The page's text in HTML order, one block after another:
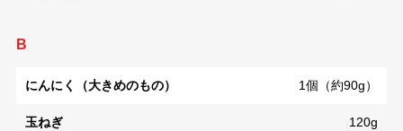
B
にんにく（大きめのもの） 1個（約90g）
玉ねぎ 120g